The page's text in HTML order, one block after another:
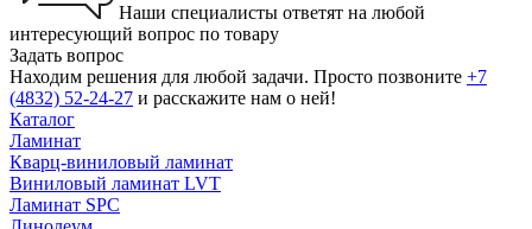
Наши специалисты ответят на любой
интересующий вопрос по товару
Задать вопрос
Находим решения для любой задачи. Просто позвоните +7
(4832) 52-24-27 и расскажите нам о ней!
Каталог
Ламинат
Кварц-виниловый ламинат
Виниловый ламинат LVT
Ламинат SPC